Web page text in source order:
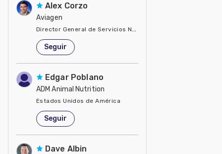
Alex Corzo
Aviagen
Director General de Servicios Nutricionales
Estados Unidos de América
Seguir
Edgar Poblano
ADM Animal Nutrition
Estados Unidos de América
Seguir
Dave Albin